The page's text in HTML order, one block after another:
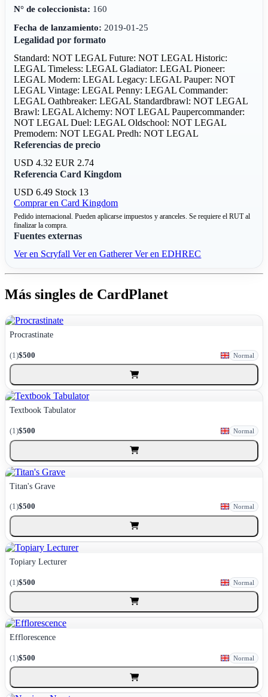
N° de coleccionista: 160
Fecha de lanzamiento: 2019-01-25
Legalidad por formato
Standard: NOT LEGALFuture: NOT LEGALHistoric:
LEGALTimeless: LEGALGladiator: LEGALPioneer:
LEGALModern: LEGALLegacy: LEGALPauper: NOT
LEGALVintage: LEGALPenny: LEGALCommander:
LEGALOathbreaker: LEGAL Standardbrawl: NOT LEGAL
Brawl: LEGAL Alchemy: NOT LEGALPaupercommander:
NOT LEGALDuel: LEGALOldschool: NOT LEGAL
Premodern: NOT LEGALPredh: NOT LEGAL
Referencias de precio
USD 4.32EUR 2.74
Referencia Card Kingdom
USD 6.49 Stock 13
Comprar en Card Kingdom
Pedido internacional. Pueden aplicarse impuestos y aranceles. Se requiere el RUT al
finalizar la compra.
Fuentes externas
Ver en ScryfallVer en GathererVer en EDHREC
Más singles de CardPlanet
Procrastinate
(1)$500 Normal
Textbook Tabulator
(1)$500 Normal
Titan's Grave
(1)$500 Normal
Topiary Lecturer
(1)$500 Normal
Efflorescence
(1)$500 Normal